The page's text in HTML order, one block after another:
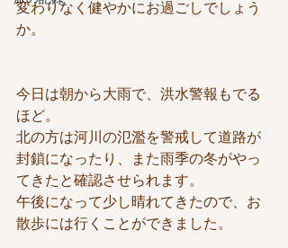
変わりなく健やかにお過ごしでしょう
か。
今日は朝から大雨で、洪水警報もでる
ほど。
北の方は河川の氾濫を警戒して道路が
封鎖になったり、また雨季の冬がやっ
てきたと確認させられます。
午後になって少し晴れてきたので、お
散歩には行くことができました。